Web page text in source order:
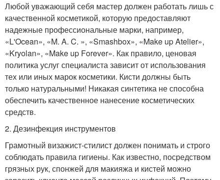
Любой уважающий себя мастер должен работать лишь с
качественной косметикой, которую предоставляют
надежные профессиональные марки, например,
«L'Ocean», «M. A. C. », «Smashbox», «Make up Atelier»,
«Kryolan», «Make up Forever». Как правило, ценовая
политика услуг специалиста зависит от использования
тех или иных марок косметики. Кисти должны быть
только натуральными! Никакая синтетика не способна
обеспечить качественное нанесение косметических
средств.
2. Дезинфекция инструментов
Грамотный визажист-стилист должен понимать и строго
соблюдать правила гигиены. Как известно, посредством
грязных рук, спонжей для макияжа и кистей можно